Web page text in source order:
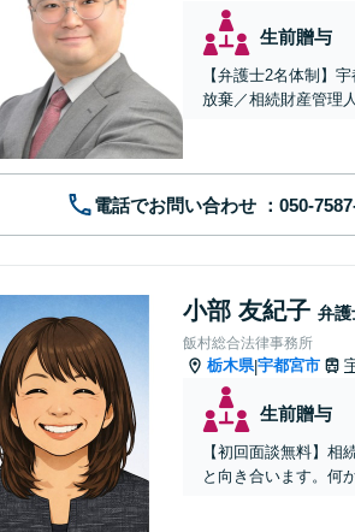
生前贈与
【弁護士2名体制】
放棄／相続財産管理
電話でお問い合わせ
小部 友紀子 弁護
飯村総合法律事務所
栃木県|宇都宮市
生前贈与
【初回面談無料】
と向き合います。何